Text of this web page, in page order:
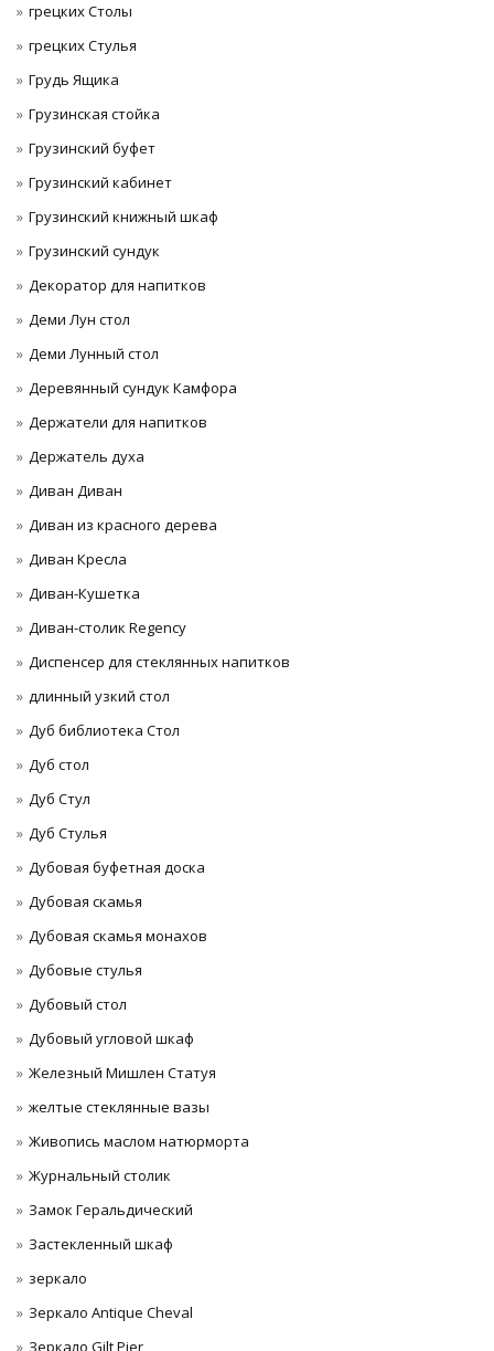
грецких Столы
грецких Стулья
Грудь Ящика
Грузинская стойка
Грузинский буфет
Грузинский кабинет
Грузинский книжный шкаф
Грузинский сундук
Декоратор для напитков
Деми Лун стол
Деми Лунный стол
Деревянный сундук Камфора
Держатели для напитков
Держатель духа
Диван Диван
Диван из красного дерева
Диван Кресла
Диван-Кушетка
Диван-столик Regency
Диспенсер для стеклянных напитков
длинный узкий стол
Дуб библиотека Стол
Дуб стол
Дуб Стул
Дуб Стулья
Дубовая буфетная доска
Дубовая скамья
Дубовая скамья монахов
Дубовые стулья
Дубовый стол
Дубовый угловой шкаф
Железный Мишлен Статуя
желтые стеклянные вазы
Живопись маслом натюрморта
Журнальный столик
Замок Геральдический
Застекленный шкаф
зеркало
Зеркало Antique Cheval
Зеркало Gilt Pier